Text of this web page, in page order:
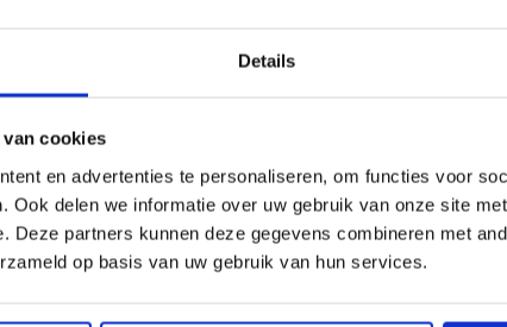
Details
cookies
en advertenties te personaliseren, om functies voor
Ook delen we informatie over uw gebruik van onze site
Deze partners kunnen deze gegevens combineren met
op basis van uw gebruik van hun services.
NEN-EN-ISO 1461. Dat
in een zinkbad van 440-460
hecht. Dit proces zorgt